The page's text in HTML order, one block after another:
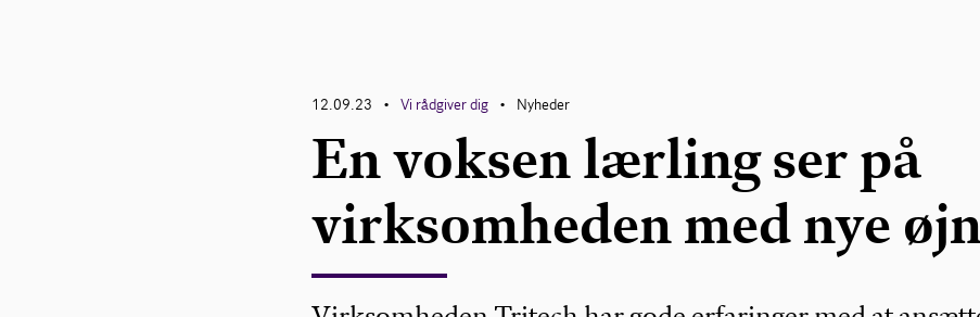
12.09.23 • Vi rådgiver dig • Nyheder
En voksen lærling ser på
virksomheden med nye